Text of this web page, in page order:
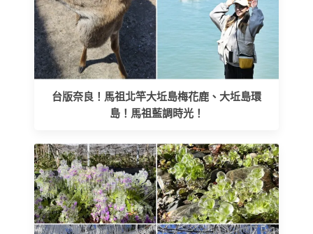
台版奈良！馬祖北竿大坵島梅花鹿、大坵島環
島！馬祖藍調時光！